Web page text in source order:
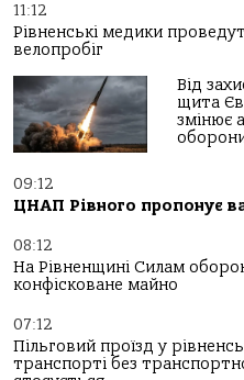
11:12
Рівненські медики
велопробіг
Від
щита
змінює
09:12
ЦНАП Рівного пропонує
08:12
На Рівненщині Силам
конфісковане майно
07:12
Пільговий проїзд у
транспорті без